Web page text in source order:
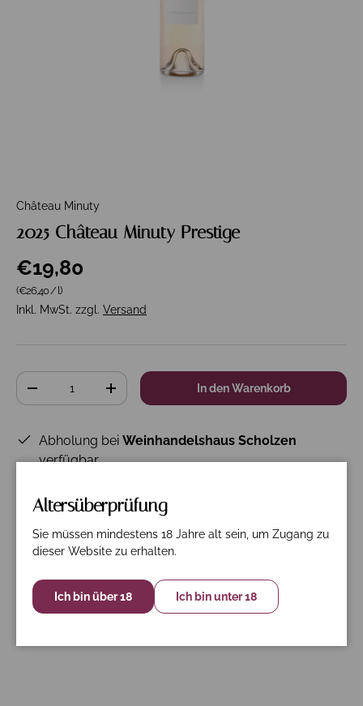
Château Minuty
2025 Château Minuty Prestige
€19,80
Grundpreis
(€26,40/l)
Inkl. MwSt. zzgl. Versand
Anzahl
+ In den Warenkorb
Abholung bei Weinhandelshaus Scholzen
verfügbar
Shop-Informationen anzeigen
Beschreibung Spezifikation Nährwerte
Altersüberprüfung
Sie müssen mindestens 18 Jahre alt sein, um Zugang zu
dieser Website zu erhalten.
Ich bin über 18 Ich bin unter 18